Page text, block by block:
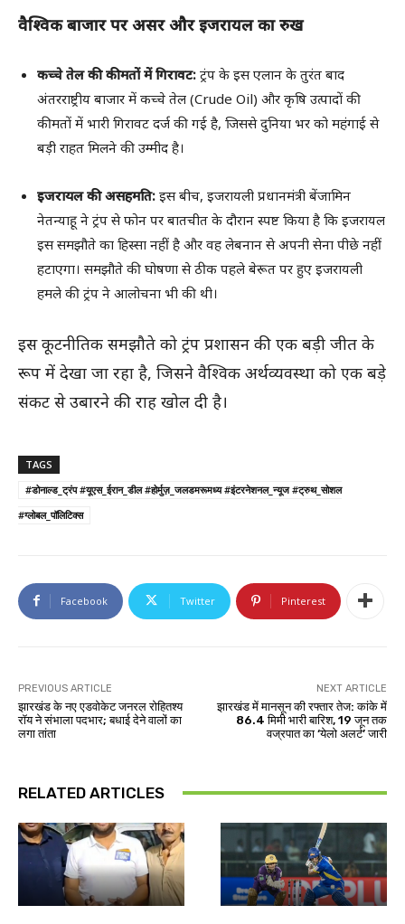
वैश्विक बाजार पर असर और इजरायल का रुख
कच्चे तेल की कीमतों में गिरावट: ट्रंप के इस एलान के तुरंत बाद
अंतरराष्ट्रीय बाजार में कच्चे तेल (Crude Oil) और कृषि उत्पादों की
कीमतों में भारी गिरावट दर्ज की गई है, जिससे दुनिया भर को महंगाई से
बड़ी राहत मिलने की उम्मीद है।
इजरायल की असहमति: इस बीच, इजरायली प्रधानमंत्री बेंजामिन
नेतन्याहू ने ट्रंप से फोन पर बातचीत के दौरान स्पष्ट किया है कि इजरायल
इस समझौते का हिस्सा नहीं है और वह लेबनान से अपनी सेना पीछे नहीं
हटाएगा। समझौते की घोषणा से ठीक पहले बेरूत पर हुए इजरायली
हमले की ट्रंप ने आलोचना भी की थी।
इस कूटनीतिक समझौते को ट्रंप प्रशासन की एक बड़ी जीत के
रूप में देखा जा रहा है, जिसने वैश्विक अर्थव्यवस्था को एक बड़े
संकट से उबारने की राह खोल दी है।
TAGS
#डोनाल्ड_ट्रंप #यूएस_ईरान_डील #होर्मुज़_जलडमरूमध्य #इंटरनेशनल_न्यूज #ट्रुथ_सोशल
#ग्लोबल_पॉलिटिक्स
Facebook Twitter Pinterest
PREVIOUS ARTICLE
झारखंड के नए एडवोकेट जनरल रोहितश्य
रॉय ने संभाला पदभार; बधाई देने वालों का
लगा तांता
NEXT ARTICLE
झारखंड में मानसून की रफ्तार तेज: कांके में
86.4 मिमी भारी बारिश, 19 जून तक
वज्रपात का ‘येलो अलर्ट’ जारी
RELATED ARTICLES